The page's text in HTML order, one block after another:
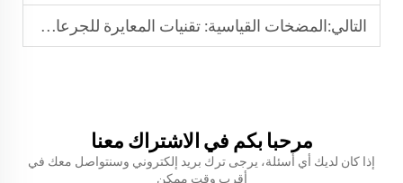
التالي:المضخات القياسية: تقنيات المعايرة للجرعات الدقيقة
مرحبا بكم في الاشتراك معنا
إذا كان لديك أي أسئلة، يرجى ترك بريد إلكتروني وسنتواصل معك في
أقرب وقت ممكن